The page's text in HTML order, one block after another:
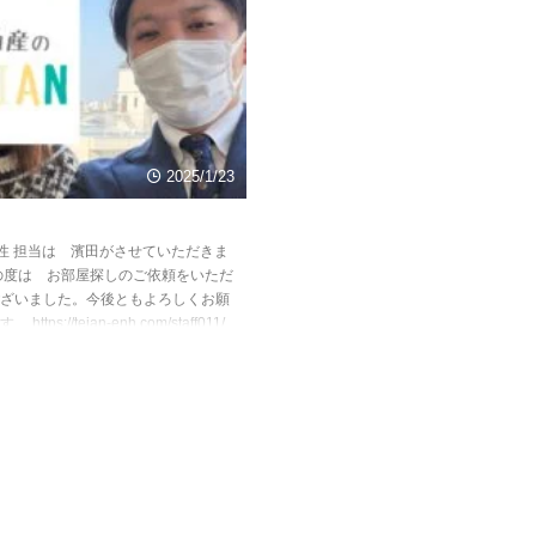
2025/1/23
当は 濱田がさせていただきま
度は お部屋探しのご依頼をいただ
いました。今後ともよろしくお願
。 https://teian-enh.com/staff011/